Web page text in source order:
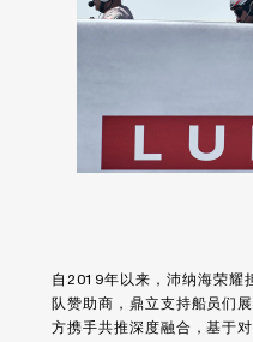
自2019年以来，沛纳海荣耀
队赞助商，鼎立支持船员们
方携手共推深度融合，基于